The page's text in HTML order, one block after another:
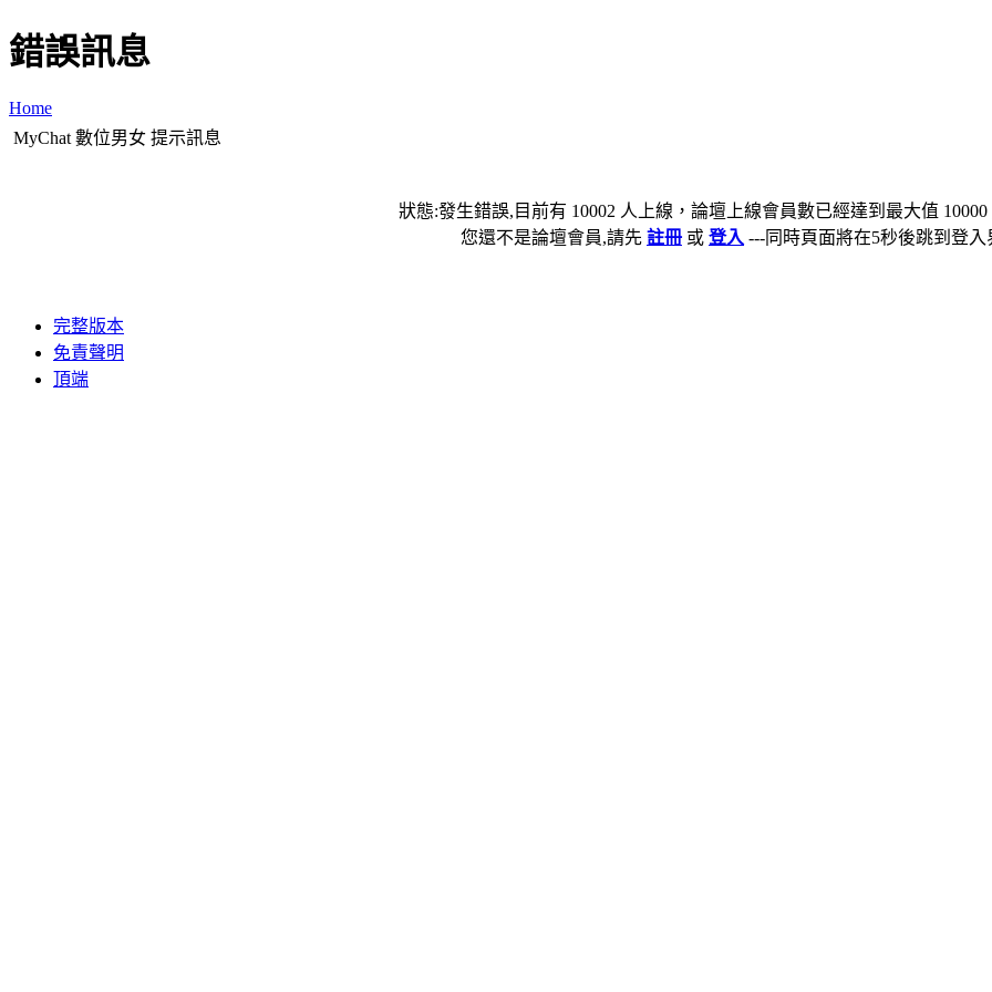
錯誤訊息
Home
MyChat 數位男女 提示訊息
狀態:發生錯誤,目前有 10002 人上線，論壇上線會員數已經達到最大值
您還不是論壇會員,請先 註冊 或 登入 ---同時頁面將在5秒後跳到登入
完整版本
免責聲明
頂端